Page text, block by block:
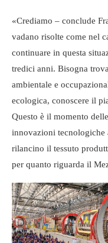
«Crediamo – conclude
vadano risolte come nel
continuare in questa
tredici anni. Bisogna
ambientale e
ecologica, conoscere il
Questo è il momento
innovazioni tecnologiche
rilancino il tessuto
per quanto riguarda il